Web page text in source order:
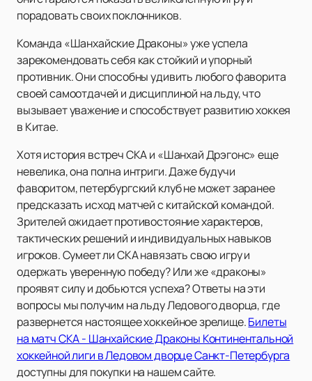
порадовать своих поклонников.
Команда «Шанхайские Драконы» уже успела
зарекомендовать себя как стойкий и упорный
противник. Они способны удивить любого фаворита
своей самоотдачей и дисциплиной на льду, что
вызывает уважение и способствует развитию хоккея
в Китае.
Хотя история встреч СКА и «Шанхай Дрэгонс» еще
невелика, она полна интриги. Даже будучи
фаворитом, петербургский клуб не может заранее
предсказать исход матчей с китайской командой.
Зрителей ожидает противостояние характеров,
тактических решений и индивидуальных навыков
игроков. Сумеет ли СКА навязать свою игру и
одержать уверенную победу? Или же «драконы»
проявят силу и добьются успеха? Ответы на эти
вопросы мы получим на льду Ледового дворца, где
развернется настоящее хоккейное зрелище.Билеты
на матч СКА - Шанхайские Драконы Континентальной
хоккейной лиги в Ледовом дворце Санкт-Петербурга
доступны для покупки на нашем сайте.